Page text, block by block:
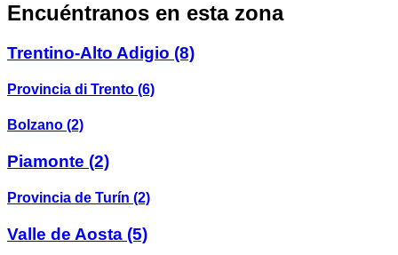
Encuéntranos en esta zona
Trentino-Alto Adigio (8)
Provincia di Trento (6)
Bolzano (2)
Piamonte (2)
Provincia de Turín (2)
Valle de Aosta (5)